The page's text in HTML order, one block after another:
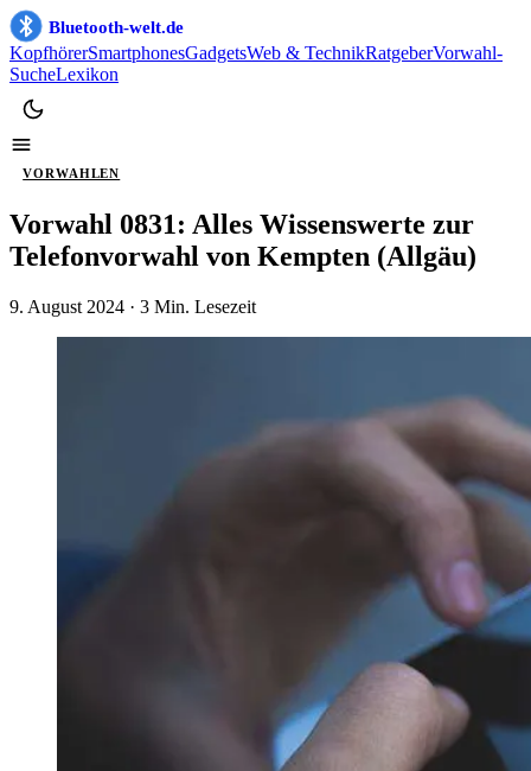
Bluetooth-welt.de
KopfhörerSmartphonesGadgetsWeb & TechnikRatgeberVorwahl-
SucheLexikon
VORWAHLEN
Vorwahl 0831: Alles Wissenswerte zur
Telefonvorwahl von Kempten (Allgäu)
9. August 2024 · 3 Min. Lesezeit